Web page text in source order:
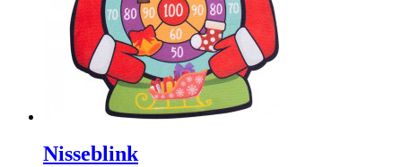
Nisseblink